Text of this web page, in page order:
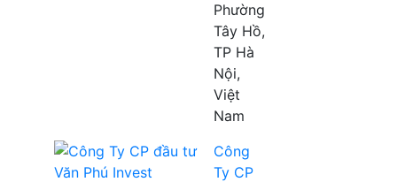
Phường
Tây Hồ,
TP Hà
Nội,
Việt
Nam
Công
Ty CP